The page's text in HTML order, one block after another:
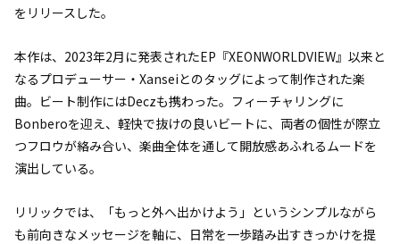
をリリースした。
本作は、2023年2月に発表されたEP『XEONWORLDVIEW』以来と
なるプロデューサー・Xanseiとのタッグによって制作された楽
曲。ビート制作にはDeczも携わった。フィーチャリングに
Bonberoを迎え、軽快で抜けの良いビートに、両者の個性が際立
つフロウが絡み合い、楽曲全体を通して開放感あふれるムードを
演出している。
リリックでは、「もっと外へ出かけよう」というシンプルながら
も前向きなメッセージを軸に、日常を一歩踏み出すきっかけを提